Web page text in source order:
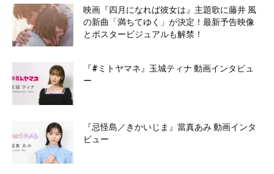
映画『四月になれば彼女は』主題歌に藤井 風
の新曲「満ちてゆく」が決定！最新予告映像
とポスタービジュアルも解禁！
『#ミトヤマネ』玉城ティナ 動画インタビュ
ー
『忌怪島／きかいじま』當真あみ 動画インタ
ビュー